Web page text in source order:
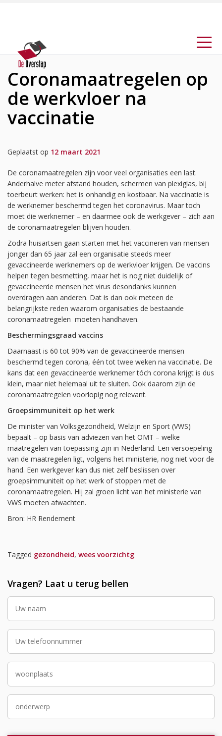
Coronamaatregelen op
de werkvloer na
vaccinatie
Geplaatst op 12 maart 2021
De coronamaatregelen zijn voor veel organisaties een last.
Anderhalve meter afstand houden, schermen van plexiglas, bij
toerbeurt werken: het is onhandig en kostbaar. Na vaccinatie is
de werknemer beschermd tegen het coronavirus. Maar toch
moet die werknemer – en daarmee ook de werkgever – zich aan
de coronamaatregelen blijven houden.
Zodra huisartsen gaan starten met het vaccineren van mensen
jonger dan 65 jaar zal een organisatie steeds meer
gevaccineerde werknemers op de werkvloer krijgen. De vaccins
helpen tegen besmetting, maar het is nog niet duidelijk of
gevaccineerde mensen het virus desondanks kunnen
overdragen aan anderen. Dat is dan ook meteen de
belangrijkste reden waarom organisaties de bestaande
coronamaatregelen moeten handhaven.
Beschermingsgraad vaccins
Daarnaast is 60 tot 90% van de gevaccineerde mensen
beschermd tegen corona, één tot twee weken na vaccinatie. De
kans dat een gevaccineerde werknemer tóch corona krijgt is dus
klein, maar niet helemaal uit te sluiten. Ook daarom zijn de
coronamaatregelen voorlopig nog relevant.
Groepsimmuniteit op het werk
De minister van Volksgezondheid, Welzijn en Sport (VWS)
bepaalt – op basis van adviezen van het OMT – welke
maatregelen van toepassing zijn in Nederland. Een versoepeling
van de maatregelen ligt, volgens het ministerie, nog niet voor de
hand. Een werkgever kan dus niet zelf beslissen over
groepsimmuniteit op het werk of stoppen met de
coronamaatregelen. Hij zal groen licht van het ministerie van
VWS moeten afwachten.
Bron: HR Rendement
Tagged gezondheid, wees voorzichtg
Vragen? Laat u terug bellen